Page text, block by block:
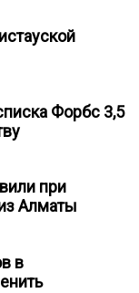
Форбс 3,5
при
Алматы
в